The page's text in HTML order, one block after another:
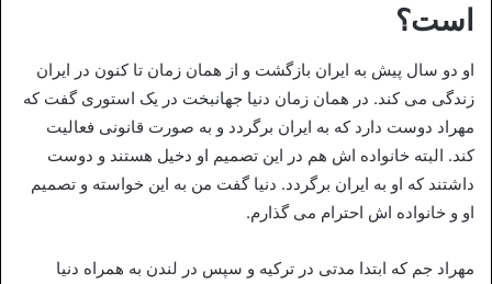
است؟
او دو سال پیش به ایران بازگشت و از همان زمان تا کنون در ایران
زندگی می کند. در همان زمان دنیا جهانبخت در یک استوری گفت که
مهراد دوست دارد که به ایران برگردد و به صورت قانونی فعالیت
کند. البته خانواده اش هم در این تصمیم او دخیل هستند و دوست
داشتند که او به ایران برگردد. دنیا گفت من به این خواسته و تصمیم
او و خانواده اش احترام می گذارم.
مهراد جم که ابتدا مدتی در ترکیه و سپس در لندن به همراه دنیا